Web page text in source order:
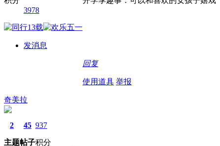
3978
发消息
回复
使用道具 举报
奇美拉
2
主题
45
帖子
937
积分